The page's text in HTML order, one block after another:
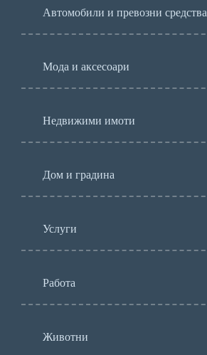
Автомобили и превозни средства
Мода и аксесоари
Недвижими имоти
Дом и градина
Услуги
Работа
Животни